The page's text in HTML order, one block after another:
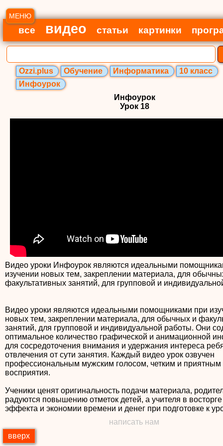
МЕНЮ
все видео статьи картинки
Ozzi.plus Обучение Информатика
10 класс
Инфоурок
Инфоурок
Урок 18
Видео уроки Инфоурок являются идеальными
изучении новых тем, закреплении материала, для
факультативных занятий, для групповой и
Видео уроки являются идеальными помощниками при
новых тем, закреплении материала, для обычных и
занятий, для групповой и индивидуальной работы. Они
оптимальное количество графической и анимационной
для сосредоточения внимания и удержания интереса
отвлечения от сути занятия. Каждый видео урок озвучен
профессиональным мужским голосом, четким и приятным
восприятия.
Ученики ценят оригинальность подачи материала,
радуются повышению отметок детей, а учителя в восторге
написать нам
вверх